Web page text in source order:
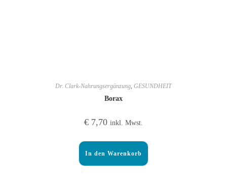
Dr. Clark-Nahrungsergänzung, GESUNDHEIT
Borax
€ 7,70 inkl. Mwst.
In den Warenkorb